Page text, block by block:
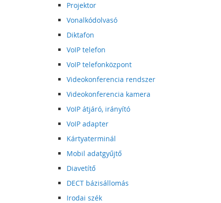
Projektor
Vonalkódolvasó
Diktafon
VoIP telefon
VoIP telefonközpont
Videokonferencia rendszer
Videokonferencia kamera
VoIP átjáró, irányító
VoIP adapter
Kártyaterminál
Mobil adatgyűjtő
Diavetítő
DECT bázisállomás
Irodai szék